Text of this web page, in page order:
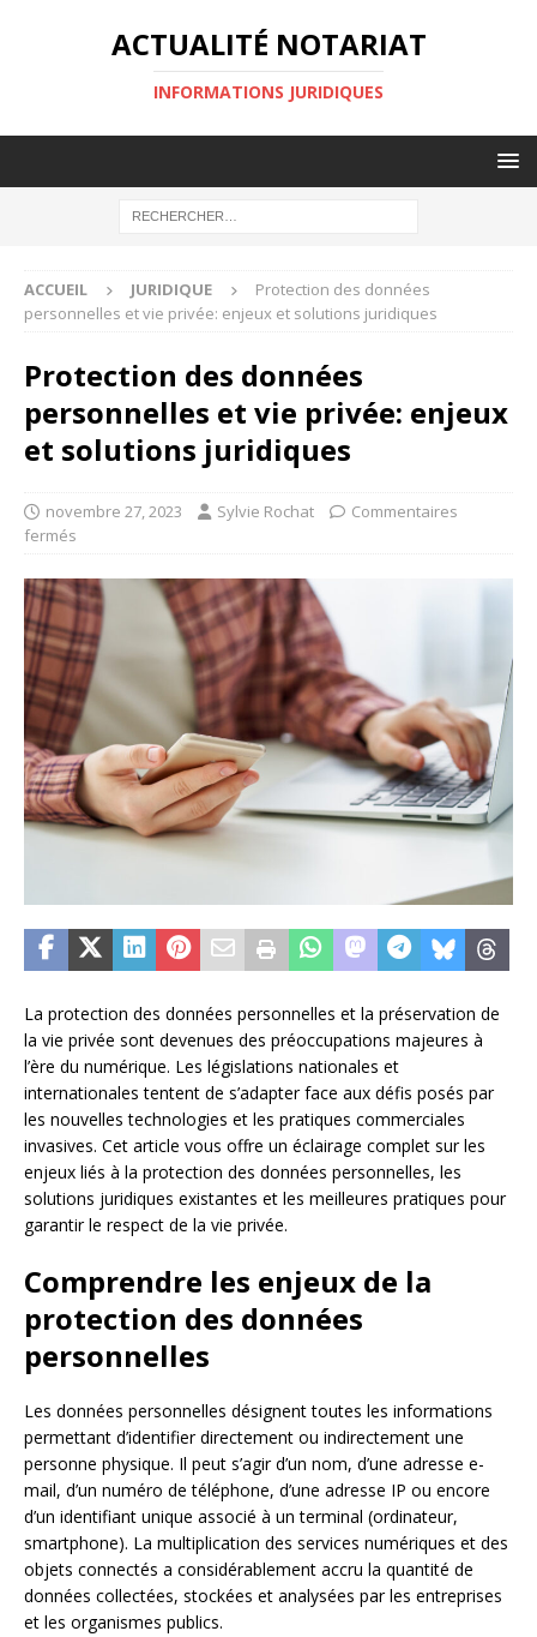
ACTUALITÉ NOTARIAT
INFORMATIONS JURIDIQUES
ACCUEIL JURIDIQUE
Protection des données
personnelles et vie privée: enjeux et solutions juridiques
Protection des données
personnelles et vie privée: enjeux
et solutions juridiques
novembre 27, 2023 Sylvie Rochat
Commentaires
fermés
La protection des données personnelles et la préservation de
la vie privée sont devenues des préoccupations majeures à
l’ère du numérique. Les législations nationales et
internationales tentent de s’adapter face aux défis posés par
les nouvelles technologies et les pratiques commerciales
invasives. Cet article vous offre un éclairage complet sur les
enjeux liés à la protection des données personnelles, les
solutions juridiques existantes et les meilleures pratiques pour
garantir le respect de la vie privée.
Comprendre les enjeux de la
protection des données
personnelles
Les données personnelles désignent toutes les informations
permettant d’identifier directement ou indirectement une
personne physique. Il peut s’agir d’un nom, d’une adresse e-
mail, d’un numéro de téléphone, d’une adresse IP ou encore
d’un identifiant unique associé à un terminal (ordinateur,
smartphone). La multiplication des services numériques et des
objets connectés a considérablement accru la quantité de
données collectées, stockées et analysées par les entreprises
et les organismes publics.